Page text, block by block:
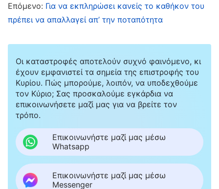
Δυσκολευόμουν ν’ ανασάνω, σαν να είχα μια
βαριά πέτρα πάνω στο στήθος μου.
Συνειδητοποίησα ότι ήθελα να ικανοποιήσω τη
σάρκα μου, κι έτσι προσευχήθηκα μέσα μου
στον Θεό, ζητώντας Του να με διαφωτίσει και
να με καθοδηγήσει για να αποκτήσω
αυτογνωσία και να υποταχθώ.
Σε μία από τις πνευματικές ασκήσεις μου,
διάβασα τα λόγια του Θεού: «
αντίχριστοι έρχονται αντιμέτωποι με τα
λόγια του Χριστού, τις εντολές Του ή τις αρχές
Επόμενο: Για να εκπληρώσει κανείς το καθήκον του
πρέπει να απαλλαγεί απ’ την ποταπότητα
Οι καταστροφές αποτελούν συχνό φαινόμενο, κι
έχουν εμφανιστεί τα σημεία της επιστροφής του
Κυρίου. Πώς μπορούμε, λοιπόν, να υποδεχθούμε
τον Κύριο; Σας προσκαλούμε εγκάρδια να
επικοινωνήσετε μαζί μας για να βρείτε τον
τρόπο.
Επικοινωνήστε μαζί μας μέσω
Whatsapp
Επικοινωνήστε μαζί μας μέσω
Messenger